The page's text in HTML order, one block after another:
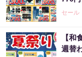
セール
【和
週替